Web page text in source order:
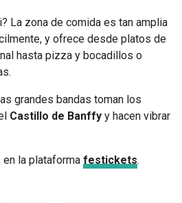
La zona de comida es tan amplia
y ofrece desde platos de
hasta pizza y bocadillos o
grandes bandas toman los
Castillo de Banffy y hacen vibrar
la plataforma festickets.